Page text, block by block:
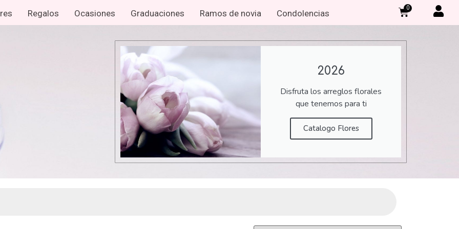
Regalos Ocasiones Graduaciones Ramos de novia Condolencias
0
2026
Disfruta los arreglos florales
que tenemos para ti
Catalogo Flores